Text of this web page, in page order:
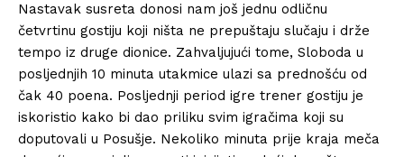
Nastavak susreta donosi nam još jednu odličnu
četvrtinu gostiju koji ništa ne prepuštaju slučaju i drže
tempo iz druge dionice. Zahvaljujući tome, Sloboda u
posljednjih 10 minuta utakmice ulazi sa prednošću od
čak 40 poena. Posljednji period igre trener gostiju je
iskoristio kako bi dao priliku svim igračima koji su
doputovali u Posušje. Nekoliko minuta prije kraja meča